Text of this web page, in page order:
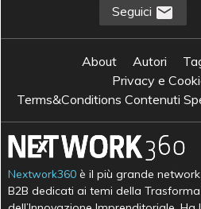
Seguici
About Autori
Privacy e
Terms&Conditions Contenuti
Nextwork360 è il più grande
B2B dedicati ai temi della